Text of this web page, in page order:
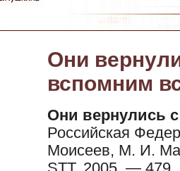
Они
вспомним
Они вернулись
Российская
Моисеев, М. И.